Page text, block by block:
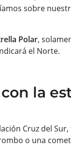
sobre
Polar,
el Norte.
la
Cruz del
o una